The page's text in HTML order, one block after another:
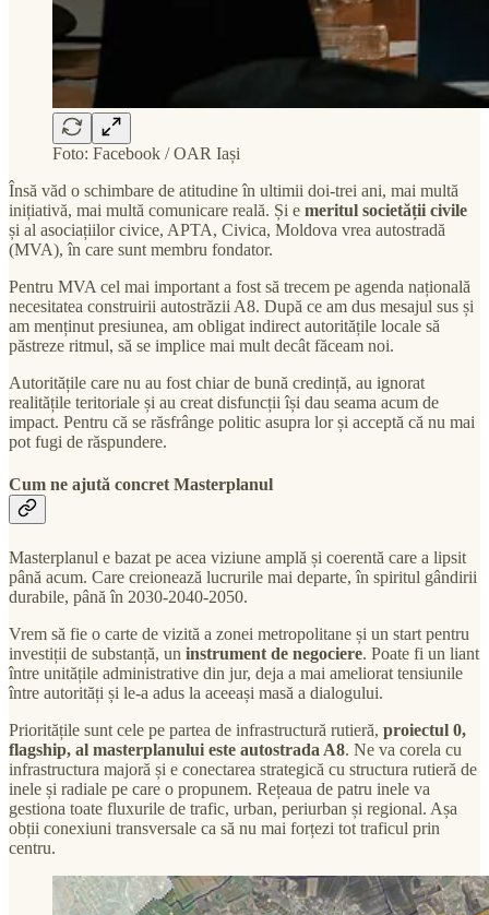
Foto: Facebook / OAR Iași
Însă văd o schimbare de atitudine în ultimii doi-trei ani, mai multă
inițiativă, mai multă comunicare reală. Și e meritul societății civile
și al asociațiilor civice, APTA, Civica, Moldova vrea autostradă
(MVA), în care sunt membru fondator.
Pentru MVA cel mai important a fost să trecem pe agenda națională
necesitatea construirii autostrăzii A8. După ce am dus mesajul sus și
am menținut presiunea, am obligat indirect autoritățile locale să
păstreze ritmul, să se implice mai mult decât făceam noi.
Autoritățile care nu au fost chiar de bună credință, au ignorat
realitățile teritoriale și au creat disfuncții își dau seama acum de
impact. Pentru că se răsfrânge politic asupra lor și acceptă că nu mai
pot fugi de răspundere.
Cum ne ajută concret Masterplanul
Masterplanul e bazat pe acea viziune amplă și coerentă care a lipsit
până acum. Care creionează lucrurile mai departe, în spiritul gândirii
durabile, până în 2030-2040-2050.
Vrem să fie o carte de vizită a zonei metropolitane și un start pentru
investiții de substanță, un instrument de negociere. Poate fi un liant
între unitățile administrative din jur, deja a mai ameliorat tensiunile
între autorități și le-a adus la aceeași masă a dialogului.
Prioritățile sunt cele pe partea de infrastructură rutieră, proiectul 0,
flagship, al masterplanului este autostrada A8. Ne va corela cu
infrastructura majoră și e conectarea strategică cu structura rutieră de
inele și radiale pe care o propunem. Rețeaua de patru inele va
gestiona toate fluxurile de trafic, urban, periurban și regional. Așa
obții conexiuni transversale ca să nu mai forțezi tot traficul prin
centru.